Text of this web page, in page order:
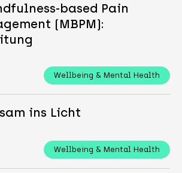
based Pain
(MBPM):
Wellbeing & Mental Health
ins Licht
Wellbeing & Mental Health